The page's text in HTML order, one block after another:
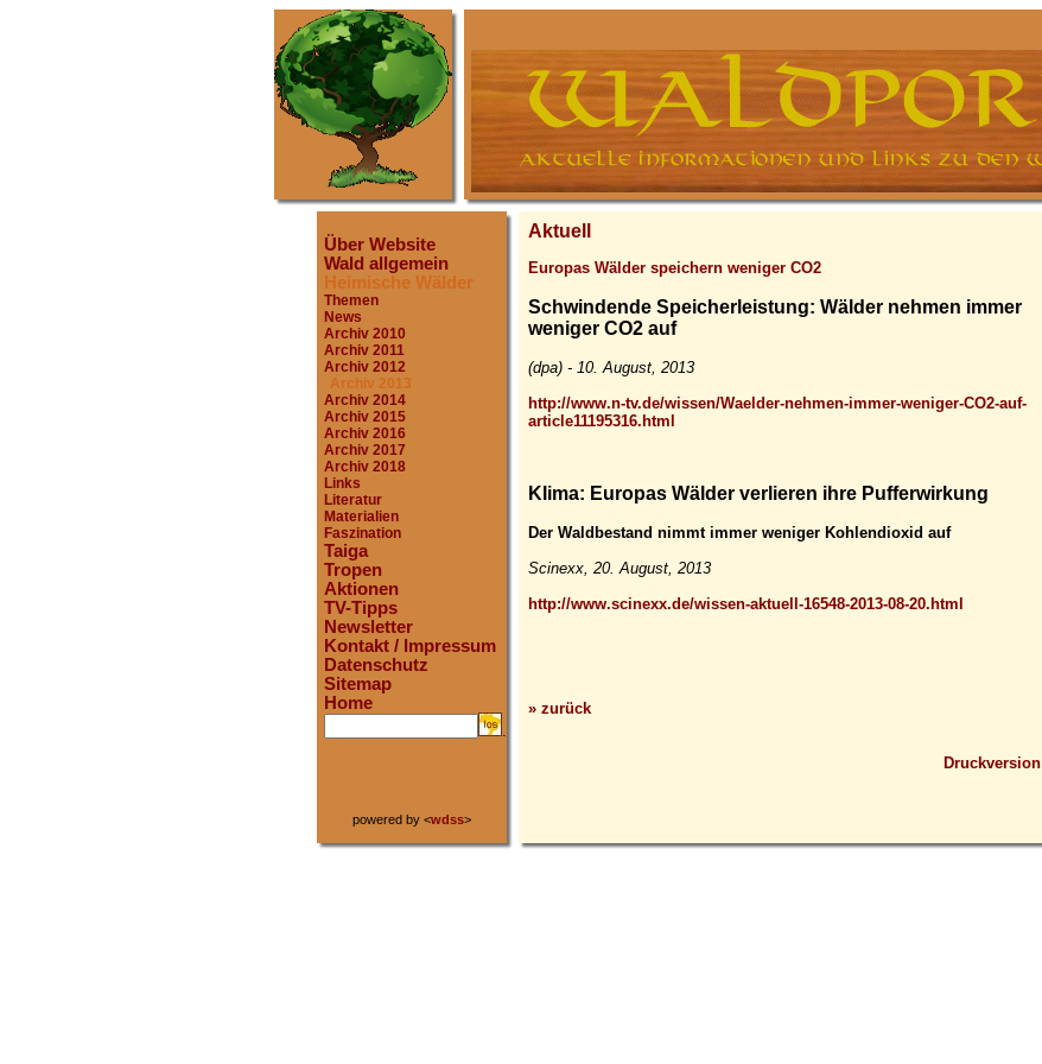
Über Website
Wald allgemein
Heimische Wälder
Themen
News
Archiv 2010
Archiv 2011
Archiv 2012
Archiv 2013
Archiv 2014
Archiv 2015
Archiv 2016
Archiv 2017
Archiv 2018
Links
Literatur
Materialien
Faszination
Taiga
Tropen
Aktionen
TV-Tipps
Newsletter
Kontakt / Impressum
Datenschutz
Sitemap
Home
.
powered by <wdss>
Aktuell
Europas Wälder speichern weniger CO2
Schwindende Speicherleistung: Wälder nehmen immer
weniger CO2 auf
(dpa) - 10. August, 2013
http://www.n-tv.de/wissen/Waelder-nehmen-immer-weniger-CO2-auf-
article11195316.html
Klima: Europas Wälder verlieren ihre Pufferwirkung
Der Waldbestand nimmt immer weniger Kohlendioxid auf
Scinexx, 20. August, 2013
http://www.scinexx.de/wissen-aktuell-16548-2013-08-20.html
» zurück
Druckversion